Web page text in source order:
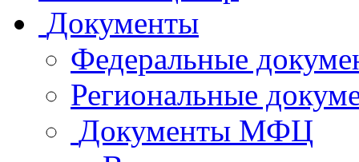
Документы
Федеральные
Региональные
Документы МФЦ